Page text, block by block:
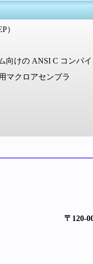
）
向けの ANSI C コンパイ
マクロアセンブラ
〒120-